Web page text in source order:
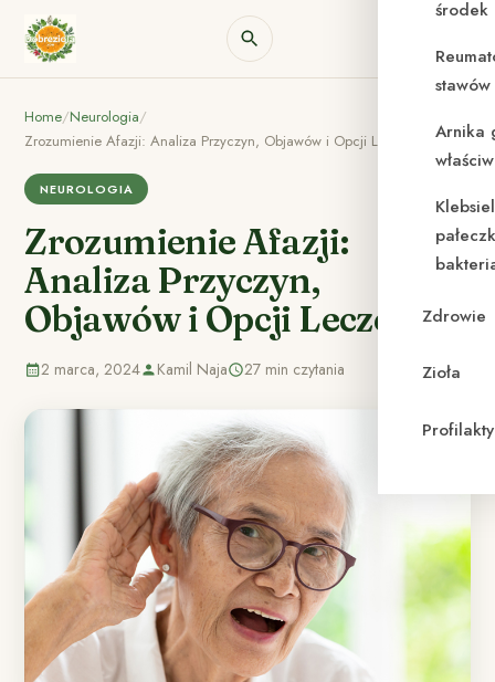
środek
Arnika
Zdrowie
Zioła
Home/Neurologia/
Zrozumienie Afazji: Analiza Przyczyn, Objawów i Opcji Leczenia
NEUROLOGIA
Zrozumienie Afazji:
Analiza Przyczyn,
Objawów i Opcji Leczenia
2 marca, 2024 Kamil Naja 27 min czytania